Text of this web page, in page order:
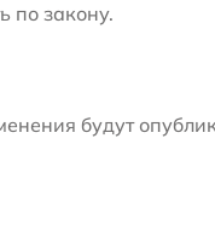
по закону.
будут